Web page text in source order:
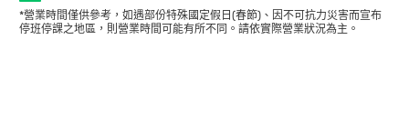
*營業時間僅供參考，如遇部份特殊國定假日(春節)、因不可抗力災害而宣布
停班停課之地區，則營業時間可能有所不同。請依實際營業狀況為主。